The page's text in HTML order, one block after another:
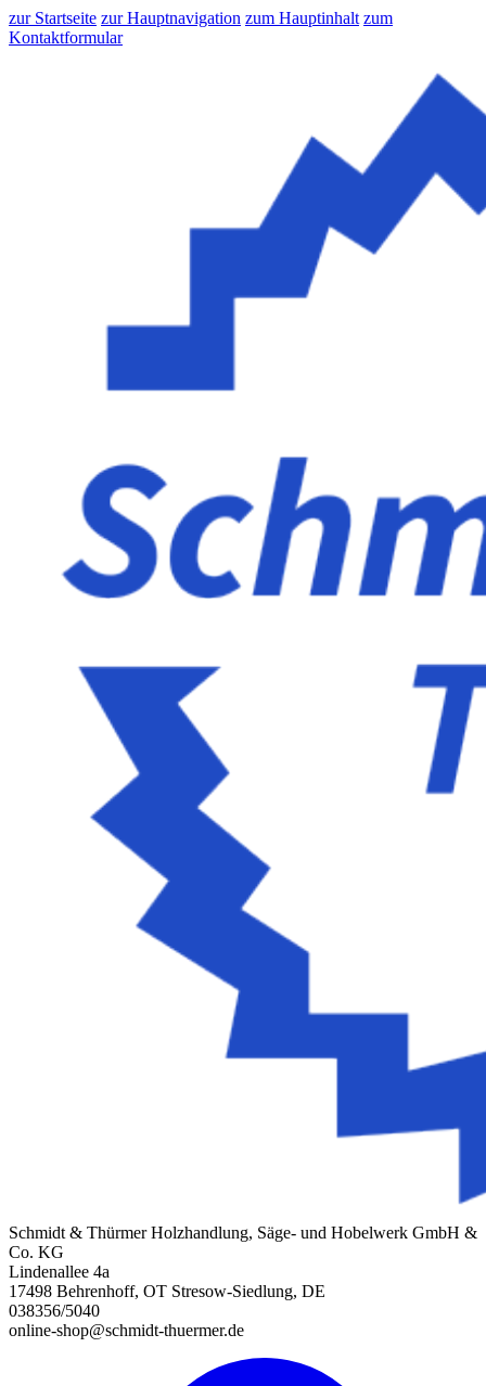
zur Startseite zur Hauptnavigation zum Hauptinhalt zum
Kontaktformular
Schmidt & Thürmer Holzhandlung, Säge- und Hobelwerk GmbH &
Co. KG
Lindenallee 4a
17498 Behrenhoff, OT Stresow-Siedlung, DE
038356/5040
online-shop@schmidt-thuermer.de